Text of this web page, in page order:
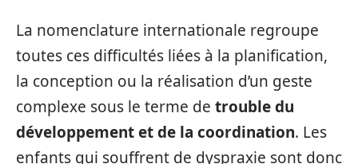
La nomenclature internationale regroupe
toutes ces difficultés liées à la planification,
la conception ou la réalisation d’un geste
complexe sous le terme de trouble du
développement et de la coordination. Les
enfants qui souffrent de dyspraxie sont donc